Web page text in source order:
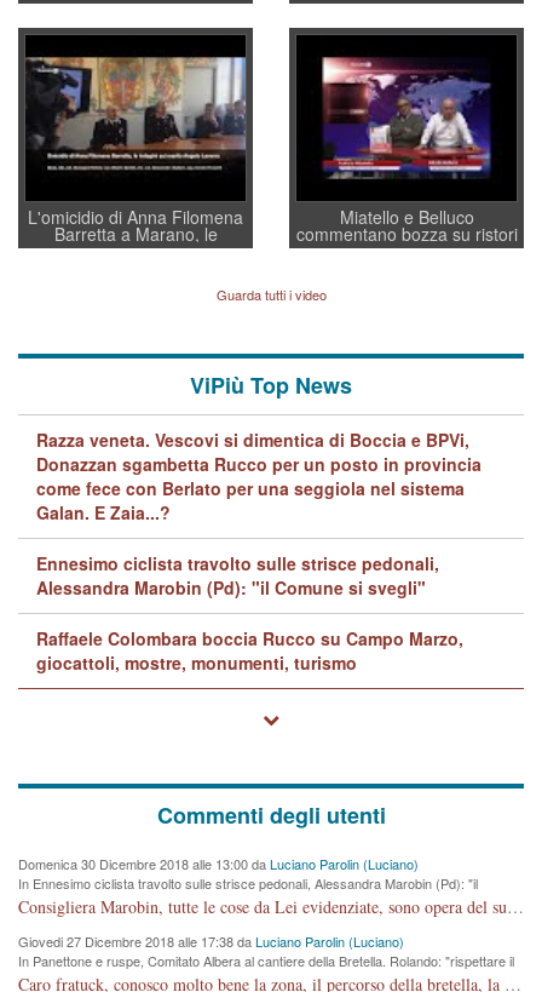
sottosegretario Alessio
Villarosa: per mettere ordine
convochi con Di Maio CNCU
a supporto della cabina di
regia al Mef
Vicenza ai Vicentini: “faremo
un regalo di Natale ai
residenti”
L'omicidio di Anna Filomena
Barretta a Marano, le
indagini dei carabinieri di
quelle di... Barbara D'Urso
Miatello e Belluco
commentano bozza su ristori
BPVi e Veneto Banca
Guarda tutti i video
ViPiù Top News
Razza veneta. Vescovi si dimentica di Boccia e BPVi,
Donazzan sgambetta Rucco per un posto in provincia
come fece con Berlato per una seggiola nel sistema
Galan. E Zaia...?
Ennesimo ciclista travolto sulle strisce pedonali,
Alessandra Marobin (Pd): "il Comune si svegli"
Raffaele Colombara boccia Rucco su Campo Marzo,
giocattoli, mostre, monumenti, turismo
Commenti degli utenti
Domenica 30 Dicembre 2018 alle 13:00 daLuciano Parolin (Luciano)
In Ennesimo ciclista travolto sulle strisce pedonali, Alessandra Marobin (Pd): "il
Comune si svegli"
Consigliera Marobin, tutte le cose da Lei evidenziate, sono opera del suo ex Assessore e compagno di Partito Antonio Marco Dalla Pozza Assessore alla "progettazione" di piste ciclabili e altre porcherie. A lui manderei il conto da saldare per incidenti e danni alle persone. E' ora che "finiamola." Avete perso rassegnatevi. qui IL SINDACO RUCCO NON C'ENTRA PER NIENTE. CAPITO!!!!!!!! Amen.
Giovedi 27 Dicembre 2018 alle 17:38 daLuciano Parolin (Luciano)
In Panettone e ruspe, Comitato Albera al cantiere della Bretella. Rolando: "rispettare il
cronoprogramma"
Caro fratuck, conosco molto bene la zona, il percorso della bretella, la situazione dei cittadini, abito in Viale Trento. A partire dal 2003 ho partecipato al Comitato di Maddalene pro bretella, e a riunioni propositive per apportare modifiche al progetto. Numerose mie foto del territorio sono arrivate a Roma, altri miei interventi (non graditi dalla Sx) sono stati pubblicati dal GdV, assieme ad altri come Ciro Asproso, ora favorevole alla bretella. Ho partecipato alla raccolta firme per la chiusura della strada x 5 giorni eseguita dal Sindaco Hullwech per sforamento 180 Micro/g. Pertanto come impegno per la tematica sono apposto con la coscienza. Ora il Progetto è partito, fine! Voglio dire che la nuova Giunta "comunale" non c'entra più. L'opera sarà "malauguratamente" eseguita, ma non con il mio placet. Il Consigliere Comunale dovrebbe capire che la campagna elettorale è finita, con buona pace di tutti. Quello che invece dovrebbe interessare è la proprietà della strada, dall'uscita autostradale Ovest, sino alla Rotatoria dell'Albara, vi sono tre possessori: Autostrade SpA; La Provincia, il Comune. Come la mettiamo per il futuro ? I costi, da 50 sono saliti a 100 milioni di € come dire 20 milioni a KM (!) da non credere. Comunque si farà. Ma nessuno canti Vittoria, anzi meglio non farne un ulteriore fatto "partitico" per questioni elettorali o di seggio. Se mi manda la sua mail, sono disponibile ad inviare i documenti e le foto sopra descritte. Con ossequi, Luciano Parolin